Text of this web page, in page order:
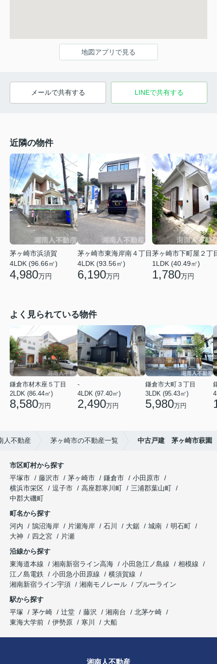
地図アプリで見る
メールで共有する LINEで共有する
近隣の物件
茅ヶ崎市浜須賀
4LDK (96.66㎡)
4,980万円
茅ヶ崎市東海岸南４丁目
4LDK (93.56㎡)
6,190万円
茅ヶ崎市下町屋２丁
1LDK (40.49㎡)
1,780万円
よく見られている物件
鎌倉市材木座５丁目
2LDK (86.44㎡)
8,580万円
-
4LDK (97.40㎡)
2,490万円
鎌倉市大町３丁目
3LDK (95.43㎡)
5,980万円
人不動産 茅ヶ崎市の不動産一覧 中古戸建 茅ヶ崎市萩園
市区町村から探す
平塚市
藤沢市 茅ヶ崎市 鎌倉市
小田原市
横浜市栄区
逗子市 高座郡寒川町
三浦郡葉山町
中郡大磯町
町名から探す
河内
鵠沼海岸 片瀬海岸 石川 大鋸 城南
明石町
大神
四之宮
片瀬
沿線から探す
東海道本線
湘南新宿ライン高海 小田急江ノ島線
相模線
江ノ島電鉄
小田急小田原線
横須賀線
湘南新宿ライン宇須
湘南モノレール
ブルーライン
駅から探す
平塚
茅ケ崎 辻堂 藤沢 湘南台
北茅ケ崎
東海大学前
伊勢原 寒川 大船
湘南人不動産